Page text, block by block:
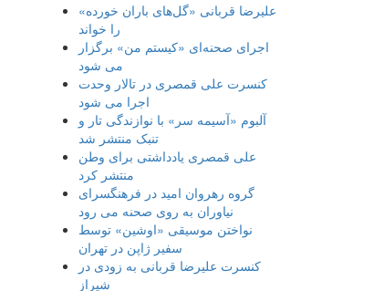
علیرضا قربانی «گل‌های باران خورده»
را خواند
اجرای صحنه‌ای «کیستم من» برگزار
می شود
کنسرت علی قمصری در تالار وحدت
اجرا می شود
آلبوم «آسیمه سر» با نوازندگی تار و
تنبک منتشر شد
علی قمصری یادداشتی برای وطن
منتشر کرد
گروه رهروان امید در فرهنگسرای
نیاوران به روی صحنه می رود
نواختن موسیقی «اوشین» توسط
سفیر ژاپن در تهران
کنسرت علیرضا قربانی به زودی در
شیراز